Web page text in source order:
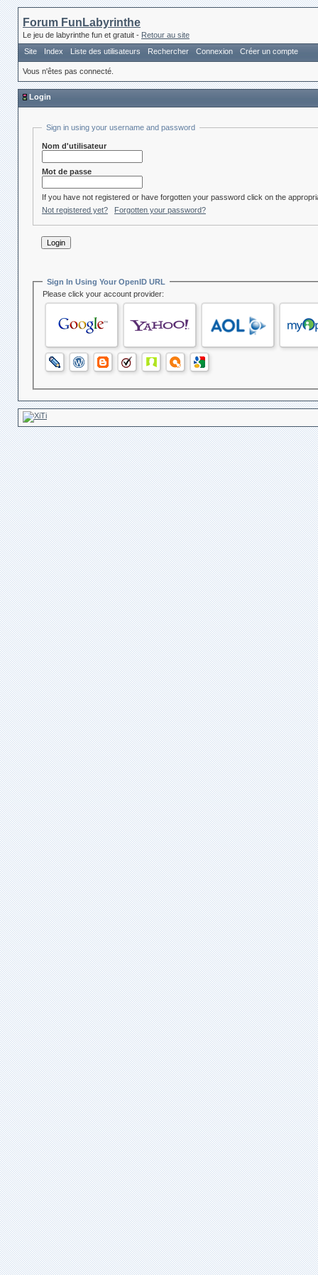
Forum FunLabyrinthe
Le jeu de labyrinthe fun et gratuit - Retour au site
Site
Index Liste des utilisateurs Rechercher Connexion Créer un compte
Vous n'êtes pas connecté.
Login
Sign in using your username and password
Nom d'utilisateur
Mot de passe
If you have not registered or have forgotten your password click on the
Not registered yet?
Forgotten your password?
Sign In Using Your OpenID URL
Please click your account provider: